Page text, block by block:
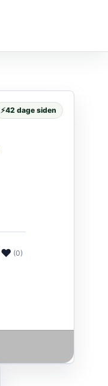
❤ (0)
⚡42 dage siden